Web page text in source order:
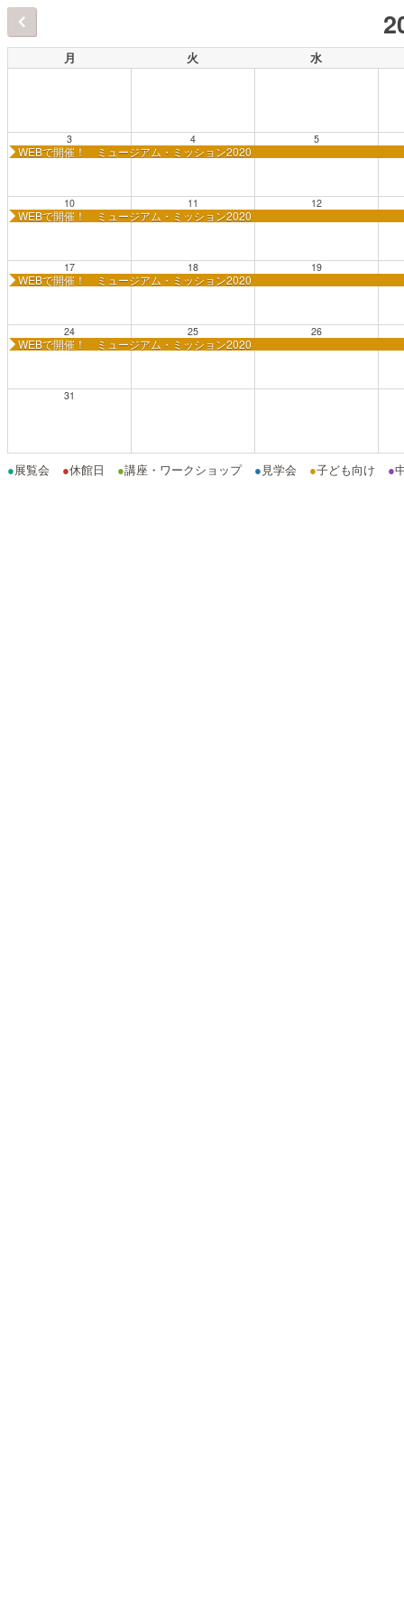
月 火 水
3
WEBで開催！ ミュージアム・ミッション2020
4 5
10
WEBで開催！ ミュージアム・ミッション2020
11 12
17
WEBで開催！ ミュージアム・ミッション2020
18 19
24
WEBで開催！ ミュージアム・ミッション2020
25 26
31
●展覧会 ●休館日 ●講座・ワークショップ ● 見学会 ●子ども向け ●